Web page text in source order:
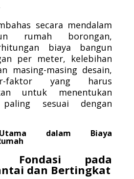
secara mendalam
rumah borongan,
biaya bangun
per meter, kelebihan
masing-masing desain,
faktor yang harus
untuk menentukan
sesuai dengan
dalam Biaya
Fondasi pada
dan Bertingkat